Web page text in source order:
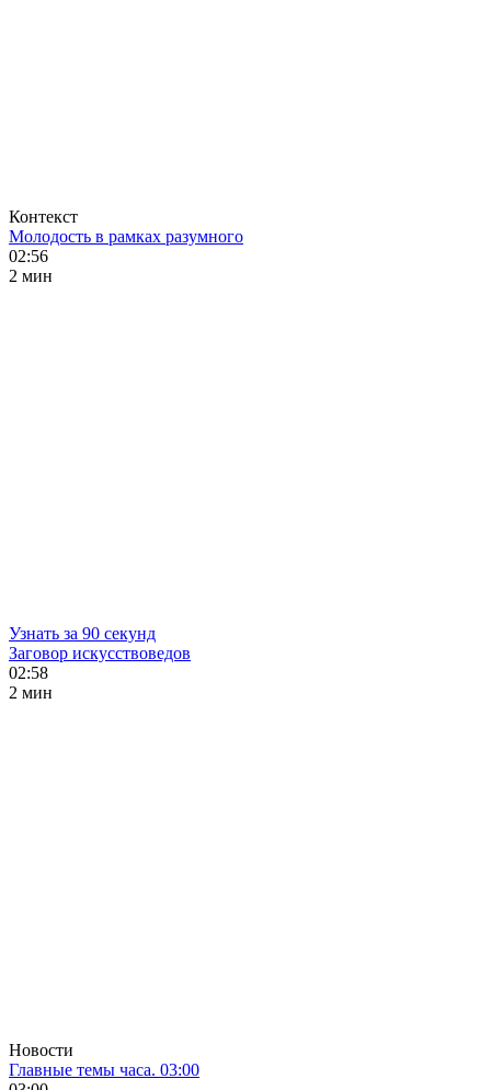
Контекст
Молодость в рамках разумного
02:56
2 мин
Узнать за 90 секунд
Заговор искусствоведов
02:58
2 мин
Новости
Главные темы часа. 03:00